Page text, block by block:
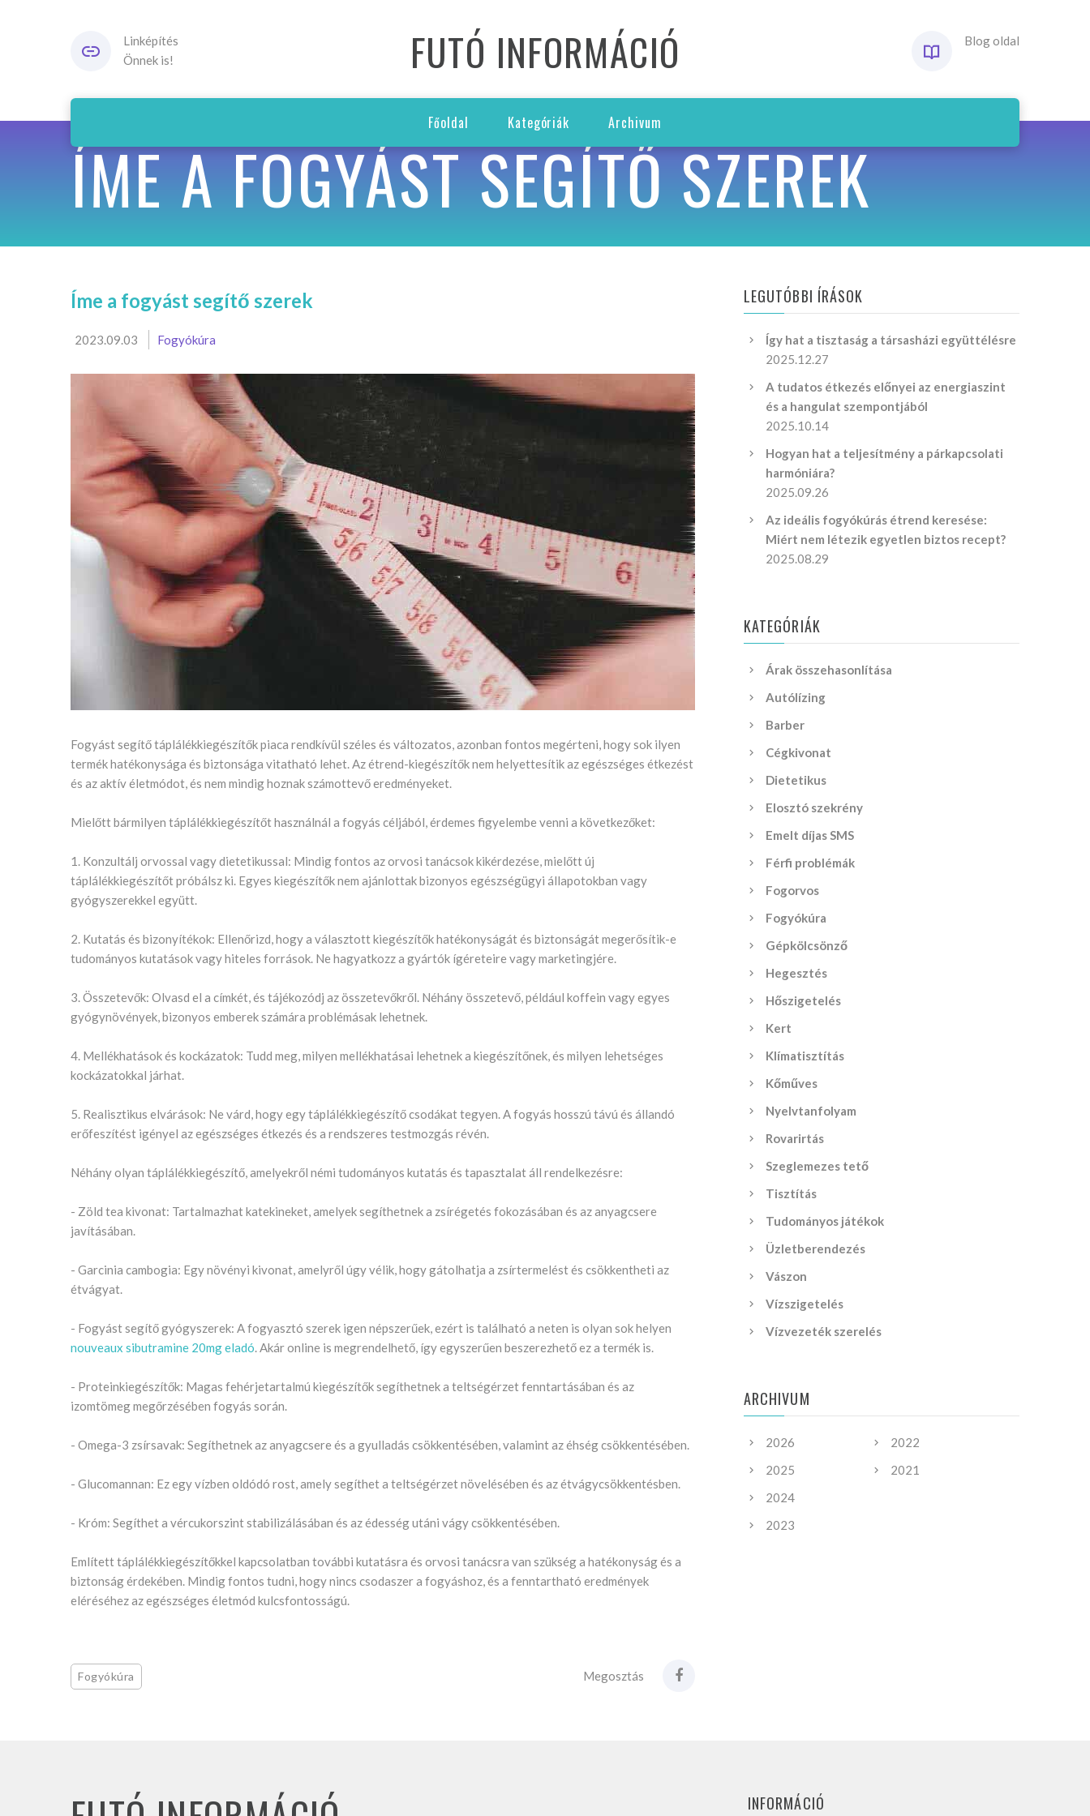
Linképítés
Önnek is!
FUTÓ INFORMÁCIÓ Blog oldal
Főoldal Kategóriák Archivum
ÍME A FOGYÁST SEGÍTŐ SZEREK
Íme a fogyást segítő szerek
2023.09.03 Fogyókúra
Fogyást segítő táplálékkiegészítők piaca rendkívül széles és változatos, azonban fontos megérteni, hogy sok ilyen
termék hatékonysága és biztonsága vitatható lehet. Az étrend-kiegészítők nem helyettesítik az egészséges étkezést
és az aktív életmódot, és nem mindig hoznak számottevő eredményeket.
Mielőtt bármilyen táplálékkiegészítőt használnál a fogyás céljából, érdemes figyelembe venni a következőket:
1. Konzultálj orvossal vagy dietetikussal: Mindig fontos az orvosi tanácsok kikérdezése, mielőtt új
táplálékkiegészítőt próbálsz ki. Egyes kiegészítők nem ajánlottak bizonyos egészségügyi állapotokban vagy
gyógyszerekkel együtt.
2. Kutatás és bizonyítékok: Ellenőrizd, hogy a választott kiegészítők hatékonyságát és biztonságát megerősítik-e
tudományos kutatások vagy hiteles források. Ne hagyatkozz a gyártók ígéreteire vagy marketingjére.
3. Összetevők: Olvasd el a címkét, és tájékozódj az összetevőkről. Néhány összetevő, például koffein vagy egyes
gyógynövények, bizonyos emberek számára problémásak lehetnek.
4. Mellékhatások és kockázatok: Tudd meg, milyen mellékhatásai lehetnek a kiegészítőnek, és milyen lehetséges
kockázatokkal járhat.
5. Realisztikus elvárások: Ne várd, hogy egy táplálékkiegészítő csodákat tegyen. A fogyás hosszú távú és állandó
erőfeszítést igényel az egészséges étkezés és a rendszeres testmozgás révén.
Néhány olyan táplálékkiegészítő, amelyekről némi tudományos kutatás és tapasztalat áll rendelkezésre:
- Zöld tea kivonat: Tartalmazhat katekineket, amelyek segíthetnek a zsírégetés fokozásában és az anyagcsere
javításában.
- Garcinia cambogia: Egy növényi kivonat, amelyről úgy vélik, hogy gátolhatja a zsírtermelést és csökkentheti az
étvágyat.
- Fogyást segítő gyógyszerek: A fogyasztó szerek igen népszerűek, ezért is található a neten is olyan sok helyen
nouveaux sibutramine 20mg eladó. Akár online is megrendelhető, így egyszerűen beszerezhető ez a termék is.
- Proteinkiegészítők: Magas fehérjetartalmú kiegészítők segíthetnek a teltségérzet fenntartásában és az
izomtömeg megőrzésében fogyás során.
- Omega-3 zsírsavak: Segíthetnek az anyagcsere és a gyulladás csökkentésében, valamint az éhség csökkentésében.
- Glucomannan: Ez egy vízben oldódó rost, amely segíthet a teltségérzet növelésében és az étvágycsökkentésben.
- Króm: Segíthet a vércukorszint stabilizálásában és az édesség utáni vágy csökkentésében.
Említett táplálékkiegészítőkkel kapcsolatban további kutatásra és orvosi tanácsra van szükség a hatékonyság és a
biztonság érdekében. Mindig fontos tudni, hogy nincs csodaszer a fogyáshoz, és a fenntartható eredmények
eléréséhez az egészséges életmód kulcsfontosságú.
Fogyókúra Megosztás
LEGUTÓBBI ÍRÁSOK
Így hat a tisztaság a társasházi együttélésre
2025.12.27
A tudatos étkezés előnyei az energiaszint
és a hangulat szempontjából
2025.10.14
Hogyan hat a teljesítmény a párkapcsolati
harmóniára?
2025.09.26
Az ideális fogyókúrás étrend keresése:
Miért nem létezik egyetlen biztos recept?
2025.08.29
KATEGÓRIÁK
Árak összehasonlítása
Autólízing
Barber
Cégkivonat
Dietetikus
Elosztó szekrény
Emelt díjas SMS
Férfi problémák
Fogorvos
Fogyókúra
Gépkölcsönző
Hegesztés
Hőszigetelés
Kert
Klímatisztítás
Kőműves
Nyelvtanfolyam
Rovarirtás
Szeglemezes tető
Tisztítás
Tudományos játékok
Üzletberendezés
Vászon
Vízszigetelés
Vízvezeték szerelés
ARCHIVUM
2026
2025
2024
2023
2022
2021
INFORMÁCIÓ